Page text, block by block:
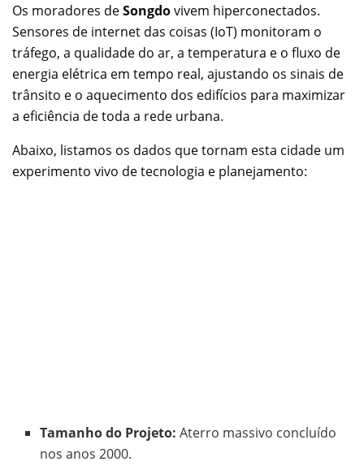
Os moradores deSongdovivem hiperconectados.
Sensores de internet das coisas (IoT) monitoram o
tráfego, a qualidade do ar, a temperatura e o fluxo de
energia elétrica em tempo real, ajustando os sinais de
trânsito e o aquecimento dos edifícios para maximizar
a eficiência de toda a rede urbana.
Abaixo, listamos os dados que tornam esta cidade um
experimento vivo de tecnologia e planejamento:
Tamanho do Projeto: Aterro massivo concluído
nos anos 2000.